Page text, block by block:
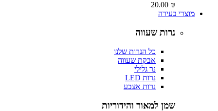
20.00
מוצרי בעירה
נרות שעווה
כל הנרות שלנו
אבקת שעווה
נר גלילי
נרות LED
נרות אצבע
שמן למאור והידוריות